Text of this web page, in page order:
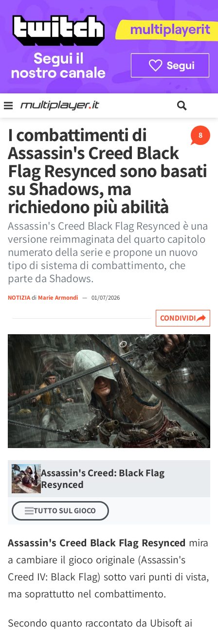
8
I combattimenti di
Assassin's Creed Black
Flag Resynced sono basati
su Shadows, ma
richiedono più abilità
Assassin's Creed Black Flag Resynced è una
versione reimmaginata del quarto capitolo
numerato della serie e propone un nuovo
tipo di sistema di combattimento, che
parte da Shadows.
NOTIZIAdi Marie Armondi — 01/07/2026
CONDIVIDI
Assassin's Creed: Black Flag
Resynced
TUTTO SUL GIOCO
Assassin's Creed Black Flag Resynced mira
a cambiare il gioco originale (Assassin's
Creed IV: Black Flag) sotto vari punti di vista,
ma soprattutto nel combattimento.
Secondo quanto raccontato da Ubisoft ai